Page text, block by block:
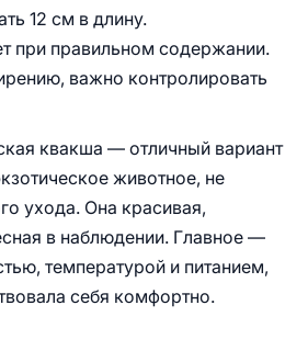
12 см в длину.
при правильном содержании.
важно контролировать
квакша — отличный вариант
животное, не
ухода. Она красивая,
в наблюдении. Главное —
температурой и питанием,
себя комфортно.